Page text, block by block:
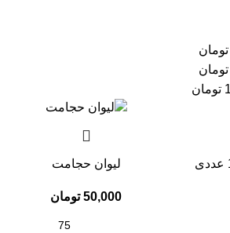
تومان
تومان
تومان
لیوان حجامت
50,000 تومان
75